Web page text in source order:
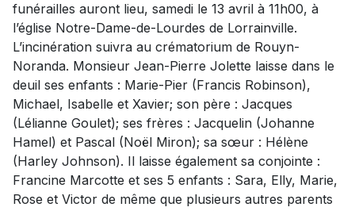
funérailles auront lieu, samedi le 13 avril à 11h00, à
l’église Notre-Dame-de-Lourdes de Lorrainville.
L’incinération suivra au crématorium de Rouyn-
Noranda. Monsieur Jean-Pierre Jolette laisse dans le
deuil ses enfants : Marie-Pier (Francis Robinson),
Michael, Isabelle et Xavier; son père : Jacques
(Lélianne Goulet); ses frères : Jacquelin (Johanne
Hamel) et Pascal (Noël Miron); sa sœur : Hélène
(Harley Johnson). Il laisse également sa conjointe :
Francine Marcotte et ses 5 enfants : Sara, Elly, Marie,
Rose et Victor de même que plusieurs autres parents